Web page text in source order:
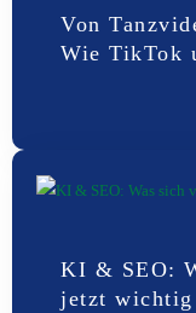
Von
Wie TikTok
KI & SEO:
jetzt